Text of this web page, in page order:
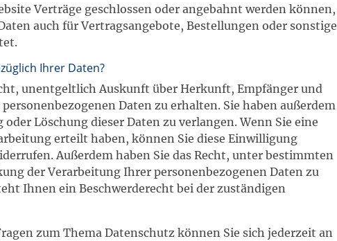
Verträge geschlossen oder angebahnt werden können,
auch für Vertragsangebote, Bestellungen oder sonstige
Ihrer Daten?
unentgeltlich Auskunft über Herkunft, Empfänger und
Daten zu erhalten. Sie haben außerdem
Löschung dieser Daten zu verlangen. Wenn Sie eine
erteilt haben, können Sie diese Einwilligung
Außerdem haben Sie das Recht, unter bestimmten
der Verarbeitung Ihrer personenbezogenen Daten zu
Ihnen ein Beschwerderecht bei der zuständigen
zum Thema Datenschutz können Sie sich jederzeit an